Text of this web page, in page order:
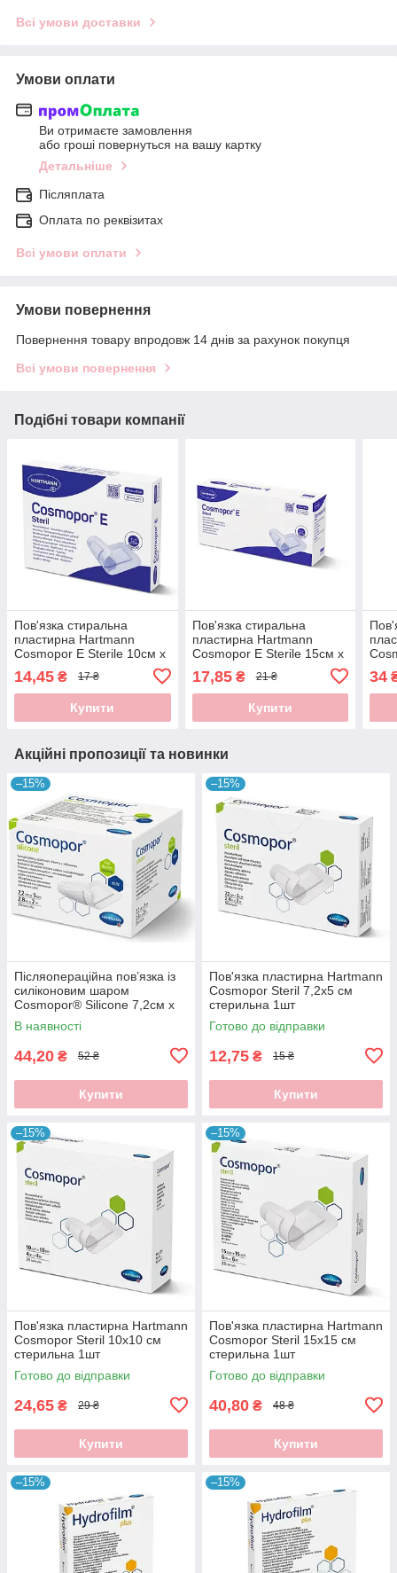
Всі умови доставки
Умови оплати
Ви отримаєте замовлення
або гроші повернуться на вашу картку
Детальніше
Післяплата
Оплата по реквізитах
Всі умови оплати
Умови повернення
Повернення товару впродовж 14 днів за рахунок покупця
Всі умови повернення
Подібні товари компанії
Пов'язка стиральна
пластирна Hartmann
Cosmopor E Sterile 10см x
14,45 ₴ 17 ₴
Купити
Пов'язка стиральна
пластирна Hartmann
Cosmopor E Sterile 15см x
17,85₴ 21 ₴
Купити
34
Акційні пропозиції та новинки
–15%
Післяопераційна пов’язка із
силіконовим шаром
Cosmopor® Silicone 7,2см x
5см
В наявності
44,20 ₴ 52 ₴
Купити
–15%
Пов'язка пластирна Hartmann
Cosmopor Steril 7,2x5 см
стерильна 1шт
Готово до відправки
12,75 ₴ 15 ₴
Купити
–15%
Пов'язка пластирна Hartmann
Cosmopor Steril 10x10 см
стерильна 1шт
Готово до відправки
24,65 ₴ 29 ₴
Купити
–15%
Пов'язка пластирна Hartmann
Cosmopor Steril 15x15 см
стерильна 1шт
Готово до відправки
40,80 ₴ 48 ₴
Купити
–15% –15%